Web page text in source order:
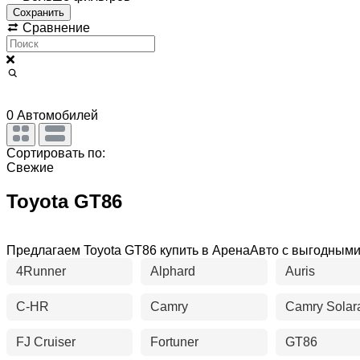
Сохранить
Сравнение
0 Автомобилей
Сортировать по:
Свежие
Toyota GT86
Предлагаем Toyota GT86 купить в АренаАвто с
4Runner
Alphard Auris
C-HR Camry Camry
FJ Cruiser Fortuner GT86